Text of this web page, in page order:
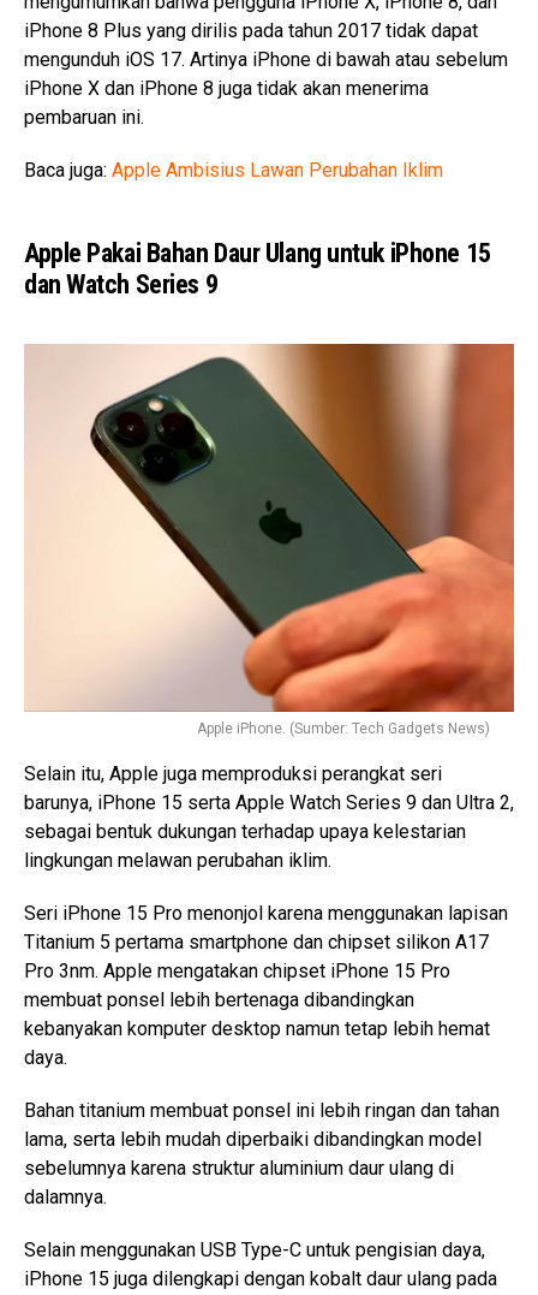
iPhone 8 Plus yang dirilis pada tahun 2017 tidak dapat
mengunduh iOS 17. Artinya iPhone di bawah atau sebelum
iPhone X dan iPhone 8 juga tidak akan menerima
pembaruan ini.
Baca juga: Apple Ambisius Lawan Perubahan Iklim
Apple Pakai Bahan Daur Ulang untuk iPhone 15
dan Watch Series 9
Apple iPhone. (Sumber: Tech Gadgets News)
Selain itu, Apple juga memproduksi perangkat seri
barunya, iPhone 15 serta Apple Watch Series 9 dan Ultra 2,
sebagai bentuk dukungan terhadap upaya kelestarian
lingkungan melawan perubahan iklim.
Seri iPhone 15 Pro menonjol karena menggunakan lapisan
Titanium 5 pertama smartphone dan chipset silikon A17
Pro 3nm. Apple mengatakan chipset iPhone 15 Pro
membuat ponsel lebih bertenaga dibandingkan
kebanyakan komputer desktop namun tetap lebih hemat
daya.
Bahan titanium membuat ponsel ini lebih ringan dan tahan
lama, serta lebih mudah diperbaiki dibandingkan model
sebelumnya karena struktur aluminium daur ulang di
dalamnya.
Selain menggunakan USB Type-C untuk pengisian daya,
iPhone 15 juga dilengkapi dengan kobalt daur ulang pada